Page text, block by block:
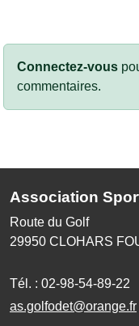
Connectez-vous
commentaires.
Association
Route du Golf
29950 CLOHARS
Tél. : 02-98-54-89-22
as.golfodet@orange.fr